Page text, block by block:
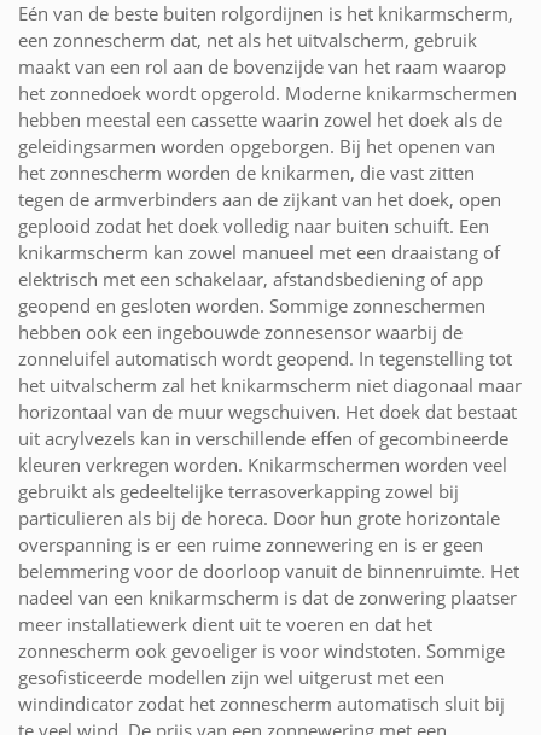
Eén van de beste buiten rolgordijnen is het knikarmscherm,
een zonnescherm dat, net als het uitvalscherm, gebruik
maakt van een rol aan de bovenzijde van het raam waarop
het zonnedoek wordt opgerold. Moderne knikarmschermen
hebben meestal een cassette waarin zowel het doek als de
geleidingsarmen worden opgeborgen. Bij het openen van
het zonnescherm worden de knikarmen, die vast zitten
tegen de armverbinders aan de zijkant van het doek, open
geplooid zodat het doek volledig naar buiten schuift. Een
knikarmscherm kan zowel manueel met een draaistang of
elektrisch met een schakelaar, afstandsbediening of app
geopend en gesloten worden. Sommige zonneschermen
hebben ook een ingebouwde zonnesensor waarbij de
zonneluifel automatisch wordt geopend. In tegenstelling tot
het uitvalscherm zal het knikarmscherm niet diagonaal maar
horizontaal van de muur wegschuiven. Het doek dat bestaat
uit acrylvezels kan in verschillende effen of gecombineerde
kleuren verkregen worden. Knikarmschermen worden veel
gebruikt als gedeeltelijke terrasoverkapping zowel bij
particulieren als bij de horeca. Door hun grote horizontale
overspanning is er een ruime zonnewering en is er geen
belemmering voor de doorloop vanuit de binnenruimte. Het
nadeel van een knikarmscherm is dat de zonwering plaatser
meer installatiewerk dient uit te voeren en dat het
zonnescherm ook gevoeliger is voor windstoten. Sommige
gesofisticeerde modellen zijn wel uitgerust met een
windindicator zodat het zonnescherm automatisch sluit bij